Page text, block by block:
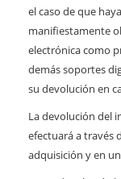
el caso de que
manifiestamente
electrónica como
demás soportes
su devolución en
La devolución del
efectuará a través
adquisición y en